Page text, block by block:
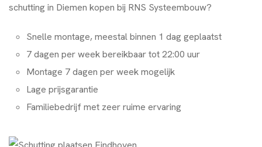
schutting in Diemen kopen bij RNS Systeembouw?
Snelle montage, meestal binnen 1 dag geplaatst
7 dagen per week bereikbaar tot 22:00 uur
Montage 7 dagen per week mogelijk
Lage prijsgarantie
Familiebedrijf met zeer ruime ervaring